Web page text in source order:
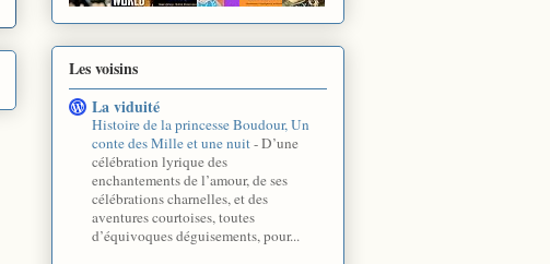
Les voisins
La viduité
Histoire de la princesse Boudour, Un
conte des Mille et une nuit-D’une
célébration lyrique des
enchantements de l’amour, de ses
célébrations charnelles, et des
aventures courtoises, toutes
d’équivoques déguisements, pour...